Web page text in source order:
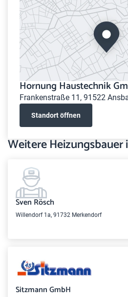
Hornung Haustechnik
Frankenstraße 11, 91522
Standort öffnen
Weitere Heizungsbauer
Sven Rösch
Willendorf 1a, 91732 Merkendorf
Sitzmann GmbH